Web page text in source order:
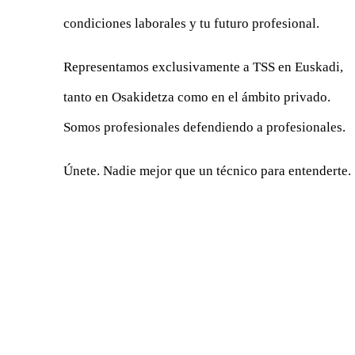
condiciones laborales y tu futuro profesional.
Representamos exclusivamente a TSS en Euskadi,
tanto en Osakidetza como en el ámbito privado.
Somos profesionales defendiendo a profesionales.
Únete. Nadie mejor que un técnico para entenderte.